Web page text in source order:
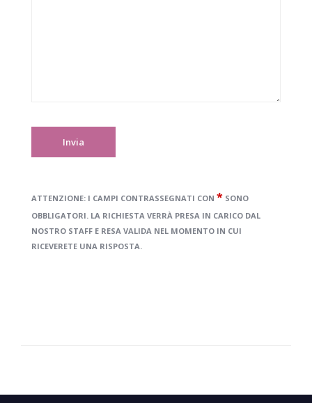
ATTENZIONE: I CAMPI CONTRASSEGNATI CON * SONO
OBBLIGATORI. LA RICHIESTA VERRÀ PRESA IN CARICO DAL
NOSTRO STAFF E RESA VALIDA NEL MOMENTO IN CUI
RICEVERETE UNA RISPOSTA.